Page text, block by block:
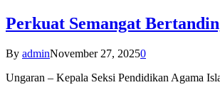
Perkuat Semangat
By adminNovember 27, 20250
Ungaran – Kepala Seksi Pendidikan Agama